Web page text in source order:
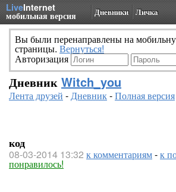
LiveInternet
мобильная версия Дневники Личка
Вы были перенаправлены на
страницы. Вернуться!
Авторизация
Дневник Witch_you
Лента друзей -Дневник-Полная версия
код
08-03-2014 13:32 к комментариям-к
понравилось!